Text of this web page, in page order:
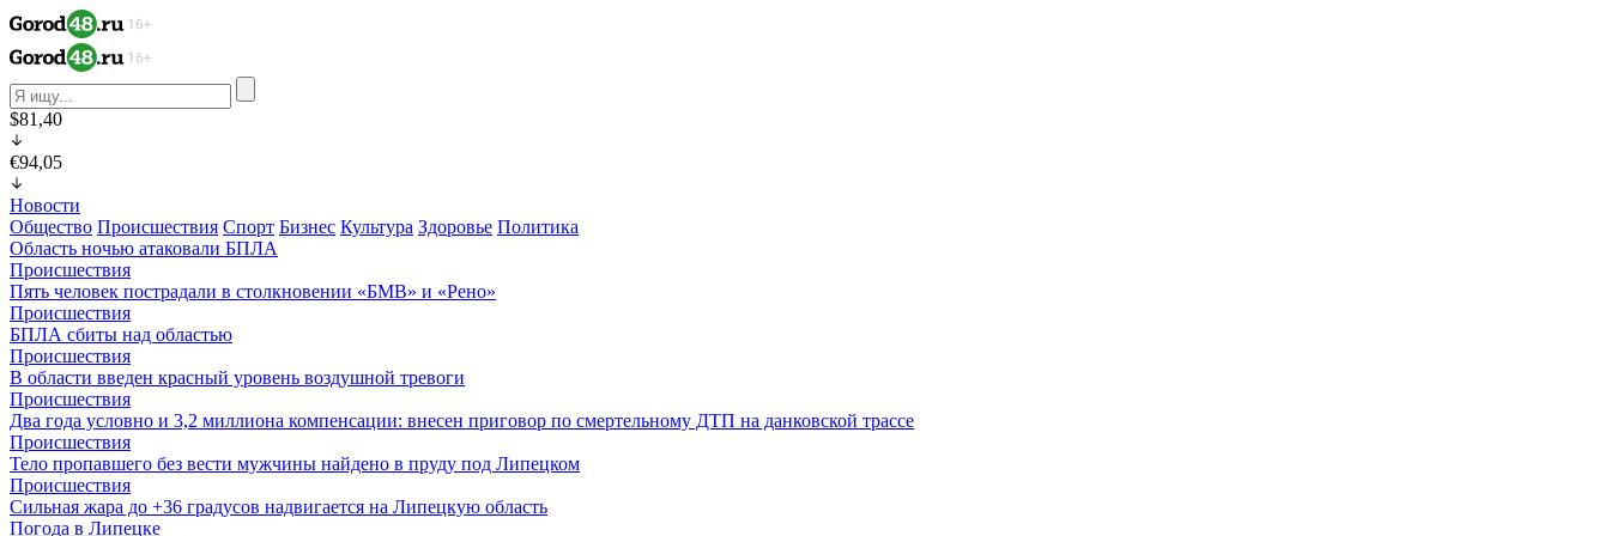
$81,40
€94,05
Новости
Общество Происшествия Спорт Бизнес Культура Здоровье Политика
Область ночью атаковали БПЛА
Происшествия
Пять человек пострадали в столкновении «БМВ» и «Рено»
Происшествия
БПЛА сбиты над областью
Происшествия
В области введен красный уровень воздушной тревоги
Происшествия
Два года условно и 3,2 миллиона компенсации: внесен приговор по смертельному ДТП на данковской трассе
Происшествия
Тело пропавшего без вести мужчины найдено в пруду под Липецком
Происшествия
Сильная жара до +36 градусов надвигается на Липецкую область
Погода в Липецке